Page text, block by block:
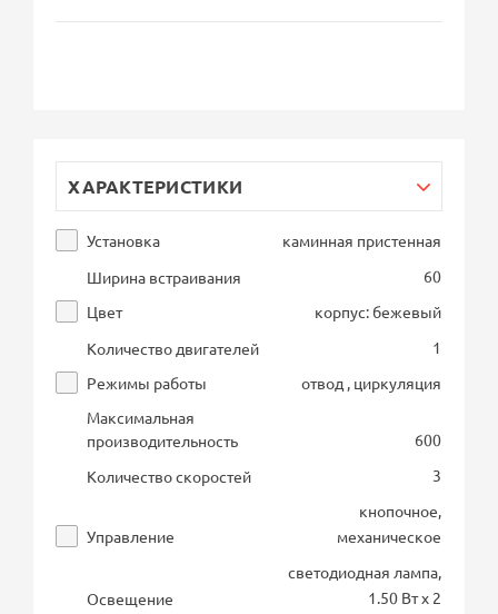
ХАРАКТЕРИСТИКИ
Установка
каминная пристенная
Ширина встраивания
60
Цвет
корпус: бежевый
Количество двигателей
1
Режимы работы
отвод , циркуляция
Максимальная
производительность
600
Количество скоростей
3
Управление
кнопочное,
механическое
Освещение
светодиодная лампа,
1.50 Вт х 2